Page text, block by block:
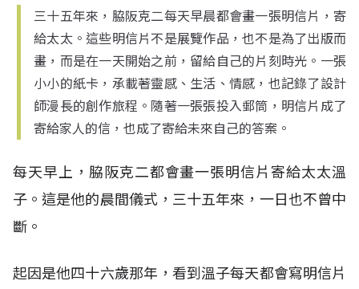
三十五年來，脇阪克二每天早晨都會畫一張明信片，寄
給太太。這些明信片不是展覽作品，也不是為了出版而
畫，而是在一天開始之前，留給自己的片刻時光。一張
小小的紙卡，承載著靈感、生活、情感，也記錄了設計
師漫長的創作旅程。隨著一張張投入郵筒，明信片成了
寄給家人的信，也成了寄給未來自己的答案。
每天早上，脇阪克二都會畫一張明信片寄給太太溫
子。這是他的晨間儀式，三十五年來，一日也不曾中
斷。
起因是他四十六歲那年，看到溫子每天都會寫明信片